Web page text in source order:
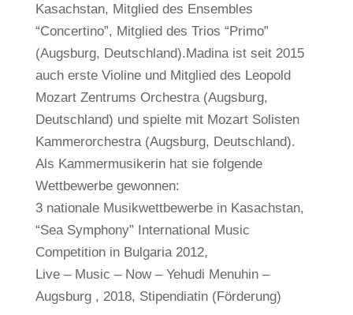
Kasachstan, Mitglied des Ensembles
“Concertino”, Mitglied des Trios “Primo”
(Augsburg, Deutschland).Madina ist seit 2015
auch erste Violine und Mitglied des Leopold
Mozart Zentrums Orchestra (Augsburg,
Deutschland) und spielte mit Mozart Solisten
Kammerorchestra (Augsburg, Deutschland).
Als Kammermusikerin hat sie folgende
Wettbewerbe gewonnen:
3 nationale Musikwettbewerbe in Kasachstan,
“Sea Symphony” International Music
Competition in Bulgaria 2012,
Live – Music – Now – Yehudi Menuhin –
Augsburg , 2018, Stipendiatin (Förderung)